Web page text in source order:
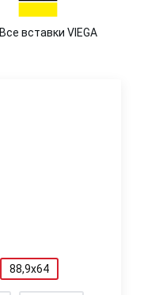
Все вставки VIEGA
88,9x64